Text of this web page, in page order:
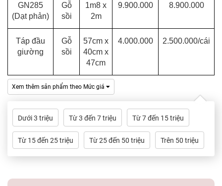
GN285
(Dạt phản)
Gỗ
sồi
1m8 x
2m
9.900.000 8.900.000
Táp đầu
giường
Gỗ
sồi
57cm x
40cm x
47cm
4.000.000 2.500.000/cái
Xem thêm sản phẩm theo Mức giá
Dưới 3 triệu Từ 3 đến 7 triệu Từ 7 đến 15 triệu
Từ 15 đến 25 triệu Từ 25 đến 50 triệu Trên 50 triệu